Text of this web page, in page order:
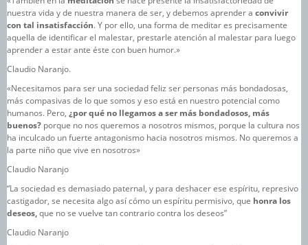
nuestra vida y de nuestra manera de ser, y debemos aprender a convivir
con tal insatisfacción. Y por ello, una forma de meditar es precisamente
aquella de identificar el malestar, prestarle atención al malestar para luego
aprender a estar ante éste con buen humor.»
Claudio Naranjo.
«Necesitamos para ser una sociedad feliz ser personas más bondadosas,
más compasivas de lo que somos y eso está en nuestro potencial como
humanos. Pero, ¿por qué no llegamos a ser más bondadosos, más
buenos? porque no nos queremos a nosotros mismos, porque la cultura nos
ha inculcado un fuerte antagonismo hacia nosotros mismos. No queremos a
la parte niño que vive en nosotros»
Claudio Naranjo
“La sociedad es demasiado paternal, y para deshacer ese espíritu, represivo
castigador, se necesita algo así cómo un espíritu permisivo, que honra los
deseos,que no se vuelve tan contrario contra los deseos”
Claudio Naranjo